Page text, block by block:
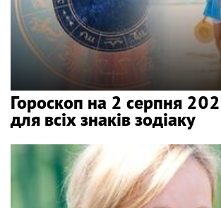
Гороскоп на 2 серпня
для всіх знаків зодіаку